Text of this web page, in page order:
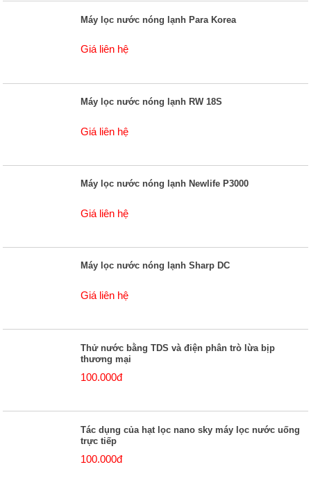
Máy lọc nước nóng lạnh Para Korea
Giá liên hệ
Máy lọc nước nóng lạnh RW 18S
Giá liên hệ
Máy lọc nước nóng lạnh Newlife P3000
Giá liên hệ
Máy lọc nước nóng lạnh Sharp DC
Giá liên hệ
Thử nước bằng TDS và điện phân trò lừa bịp
thương mại
100.000đ
Tác dụng của hạt lọc nano sky máy lọc nước uống
trực tiếp
100.000đ